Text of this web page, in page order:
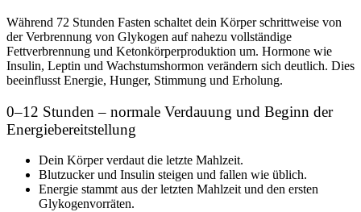
Während 72 Stunden Fasten schaltet dein Körper schrittweise von
der Verbrennung von Glykogen auf nahezu vollständige
Fettverbrennung und Ketonkörperproduktion um. Hormone wie
Insulin, Leptin und Wachstumshormon verändern sich deutlich. Dies
beeinflusst Energie, Hunger, Stimmung und Erholung.
0–12 Stunden – normale Verdauung und Beginn der
Energiebereitstellung
Dein Körper verdaut die letzte Mahlzeit.
Blutzucker und Insulin steigen und fallen wie üblich.
Energie stammt aus der letzten Mahlzeit und den ersten
Glykogenvorräten.